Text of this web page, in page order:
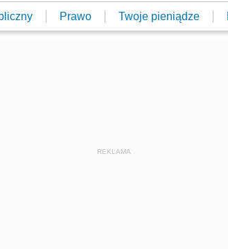
Prawo Twoje pieniądze